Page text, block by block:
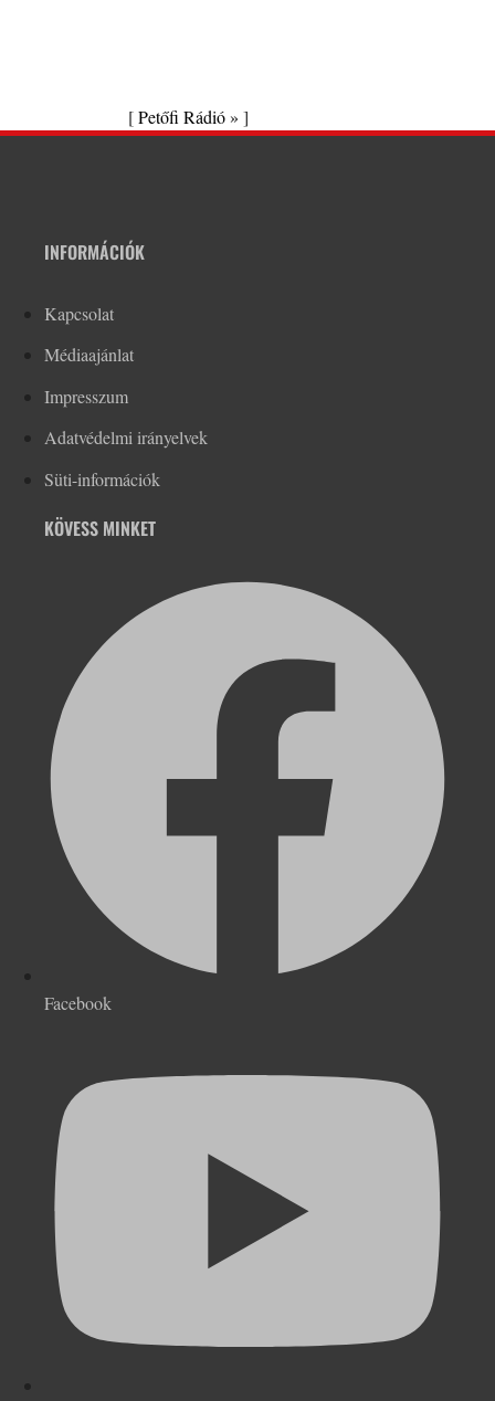
[Petőfi Rádió » ]
INFORMÁCIÓK
Kapcsolat
Médiaajánlat
Impresszum
Adatvédelmi irányelvek
Süti-információk
KÖVESS MINKET
Facebook